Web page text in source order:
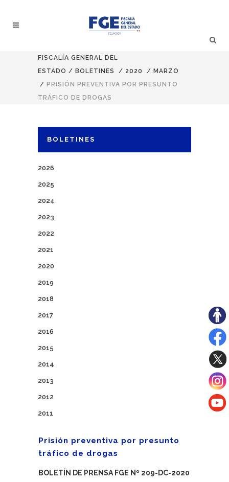
FISCALÍA GENERAL DEL
ESTADO / BOLETINES / 2020 / MARZO
/ PRISIÓN PREVENTIVA POR PRESUNTO
TRÁFICO DE DROGAS
BOLETINES
2026
2025
2024
2023
2022
2021
2020
2019
2018
2017
2016
2015
2014
2013
2012
2011
Prisión preventiva por presunto
tráfico de drogas
BOLETÍN DE PRENSA FGE Nº 209-DC-2020